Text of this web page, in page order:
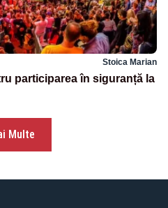
Stoica Marian
participarea în siguranță la
Multe